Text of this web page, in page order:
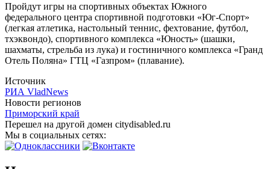
Пройдут игры на спортивных объектах Южного
федерального центра спортивной подготовки «Юг-Спорт»
(легкая атлетика, настольный теннис, фехтование, футбол,
тхэквондо), спортивного комплекса «Юность» (шашки,
шахматы, стрельба из лука) и гостиничного комплекса «Гранд
Отель Поляна» ГТЦ «Газпром» (плавание).
Источник
РИА VladNews
Новости регионов
Приморский край
Перешел на другой домен citydisabled.ru
Мы в социальных сетях: